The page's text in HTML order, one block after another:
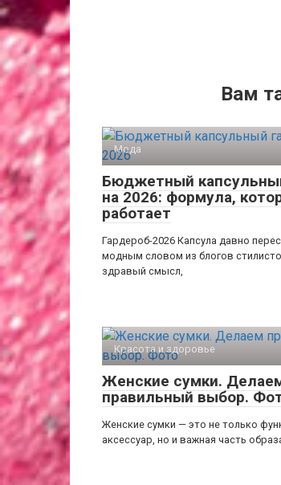
Вам
Мода
Бюджетный
на 2026: формула,
работает
Гардероб-2026 Капсула давно
модным словом из блогов
здравый смысл,
Красота и здоровье
Женские сумки.
правильный выбор.
Женские сумки — это не только
аксессуар, но и важная часть